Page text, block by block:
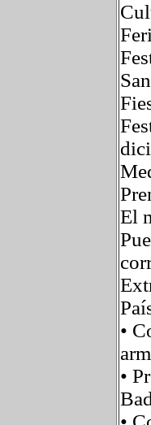
El
•
•